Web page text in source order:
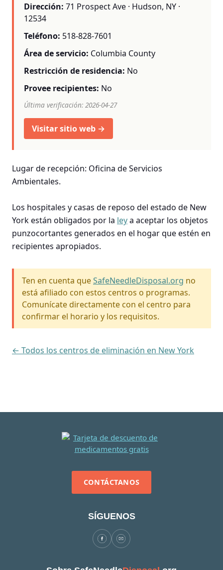
Dirección: 71 Prospect Ave · Hudson, NY ·
12534
Teléfono: 518-828-7601
Área de servicio: Columbia County
Restricción de residencia: No
Provee recipientes: No
Última verificación: 2026-04-27
Visitar sitio web →
Lugar de recepción: Oficina de Servicios
Ambientales.
Los hospitales y casas de reposo del estado de New
York están obligados por la leya aceptar los objetos
punzocortantes generados en el hogar que estén en
recipientes apropiados.
Ten en cuenta queSafeNeedleDisposal.org no
está afiliado con estos centros o programas.
Comunícate directamente con el centro para
confirmar el horario y los requisitos.
← Todos los centros de eliminación en New York
CONTÁCTANOS
SÍGUENOS